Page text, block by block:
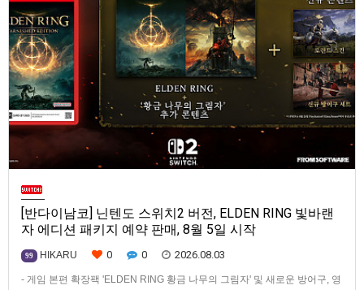
[반다이남코] 닌텐도 스위치2 버전, ELDEN RING 빛바랜
자 에디션 패키지 예약 판매, 8월 5일 시작
99 HIKARU 0 0 2026.08.03
- 게임 본편 확장팩 'ELDEN RING 황금 나무의 그림자' 및 새로운 방어구, 영